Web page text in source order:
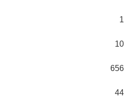
1
10
656
44